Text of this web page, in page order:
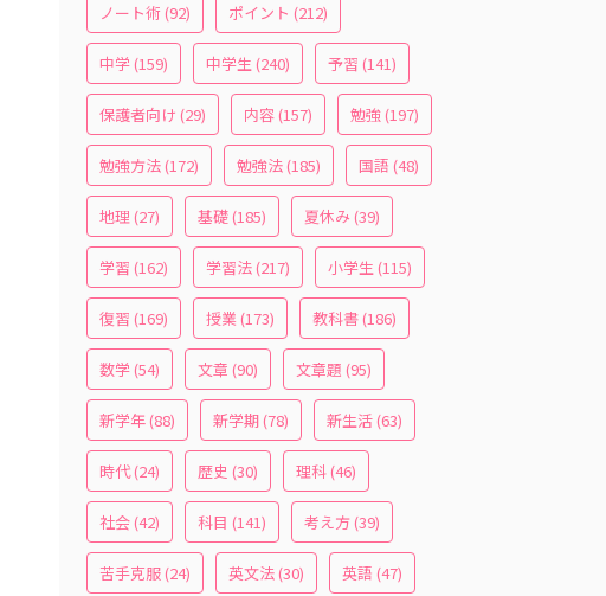
ノート術(92) ポイント (212)
中学(159) 中学生(240) 予習 (141)
保護者向け (29) 内容(157) 勉強(197)
勉強方法(172) 勉強法(185) 国語 (48)
地理(27) 基礎(185) 夏休み (39)
学習 (162) 学習法(217) 小学生(115)
復習 (169) 授業(173) 教科書(186)
数学(54) 文章 (90) 文章題 (95)
新学年(88) 新学期(78) 新生活(63)
時代(24) 歴史 (30) 理科(46)
社会(42) 科目 (141) 考え方(39)
苦手克服(24) 英文法(30) 英語 (47)